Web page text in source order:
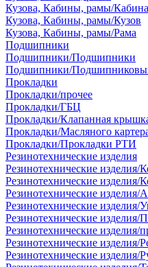
Кузова, Кабины, рамы/Кабина
Кузова, Кабины, рамы/Кузов
Кузова, Кабины, рамы/Рама
Подшипники
Подшипники/Подшипники
Подшипники/
Прокладки
Прокладки/прочее
Прокладки/ГБЦ
Прокладки/Клапанная
Прокладки/Масляного
Прокладки/Прокладки РТИ
Резинотехнические изделия
Резинотехнические изделия/
Резинотехнические изделия/
Резинотехнические изделия/
Резинотехнические изделия/
Резинотехнические изделия/
Резинотехнические изделия/
Резинотехнические изделия/
Резинотехнические изделия/